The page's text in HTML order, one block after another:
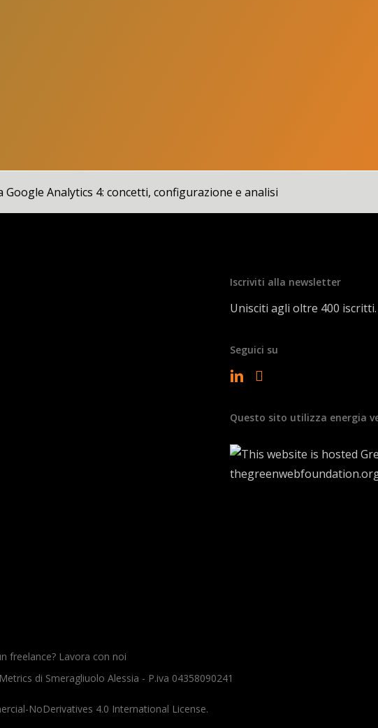
degli annunci
Google Analytics 4: concetti, configurazione e analisi
Iscriviti alla newsletter
Unisciti agli oltre 400 iscritti.
Seguici su
Questo sito utilizza energia
freelance? Lavora con noi
di Smeragliuolo Alessia - P.iva 04358090241
NoDerivatives 4.0 International License.